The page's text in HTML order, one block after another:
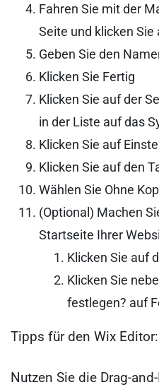
Fahren Sie mit der
Seite und klicken
Geben Sie den
Klicken Sie Fertig
Klicken Sie auf der
in der Liste auf das
Klicken Sie auf
Klicken Sie auf den
Wählen Sie Ohne
(Optional) Machen
Startseite Ihrer
Klicken Sie auf
Klicken Sie
festlegen? auf
Tipps für den Wix Editor:
Nutzen Sie die Drag-